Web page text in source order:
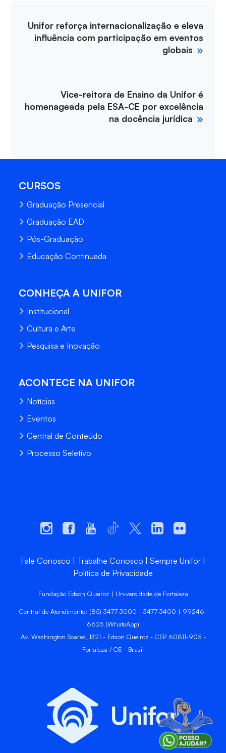
Unifor reforça internacionalização e eleva
influência com participação em eventos
globais
Vice-reitora de Ensino da Unifor é
homenageada pela ESA-CE por excelência
na docência jurídica
CURSOS
Graduação Presencial
Graduação EAD
Pós-Graduação
Educação Continuada
CONHEÇA A UNIFOR
Institucional
Cultura e Arte
Pesquisa e Inovação
ACONTECE NA UNIFOR
Notícias
Eventos
Central de Conteúdo
Processo Seletivo
Fale Conosco Trabalhe Conosco
Sempre Unifor
Política de Privacidade
Fundação Edson Queiroz | Universidade de Fortaleza
Central de Atendimento: (85) 3477-3000 | 3477-3400 | 99246-
6625 (WhatsApp)
Av. Washington Soares, 1321 - Edson Queiroz - CEP 60811-905 -
Fortaleza / CE - Brasil